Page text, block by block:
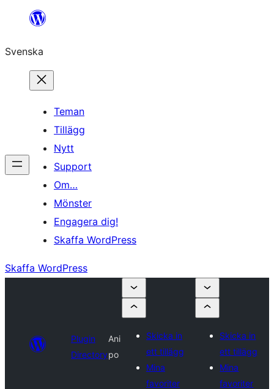
Hoppa
innehåll
Svenska
Teman
Tillägg
Nytt
Support
Om…
Mönster
Engagera dig!
Skaffa WordPress
Skaffa WordPress
Plugin
Directory
Ani
po
Skicka in
ett tillägg
Mina
favoriter
Skicka in
ett tillägg
Mina
favoriter